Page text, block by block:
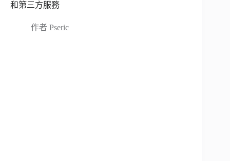
和第三方服務
作者 Pseric